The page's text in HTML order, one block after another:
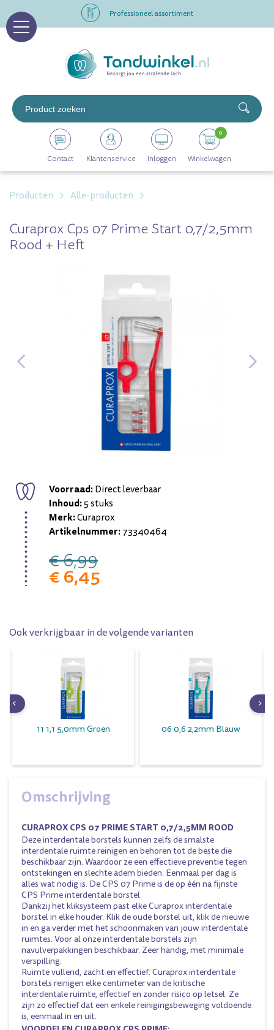
Altijd op voorraad
Professioneel assortiment
Altijd op voorraad
Op werkdagen voor 16.00 uur besteld, morgen in huis
Contact Klantenservice Inloggen Winkelwagen
0
Producten Alle-producten
Curaprox Cps 07 Prime Start 0,7/2,5mm
Rood + Heft
Voorraad:Direct leverbaar
Inhoud:5 stuks
Merk:Curaprox
Artikelnummer:73340464
€ 6,99
€ 6,45
Ook verkrijgbaar in de volgende varianten
11 1,1 5,0mm Groen 06 0,6 2,2mm Blauw
Omschrijving
CURAPROX CPS 07 PRIME START 0,7/2,5MM ROOD
Deze interdentale borstels kunnen zelfs de smalste
interdentale ruimte reinigen en behoren tot de beste die
beschikbaar zijn. Waardoor ze een effectieve preventie tegen
ontstekingen en slechte adem bieden. Eenmaal per dag is
alles wat nodig is. De CPS 07 Prime is de op één na fijnste
CPS Prime interdentale borstel.
Dankzij het kliksysteem past elke Curaprox interdentale
borstel in elke houder. Klik de oude borstel uit, klik de nieuwe
in en ga verder met het schoonmaken van jouw interdentale
ruimtes. Voor al onze interdentale borstels zijn
navulverpakkingen beschikbaar. Zeer handig, met minimale
verspilling.
Ruimte vullend, zacht en effectief: Curaprox interdentale
borstels reinigen elke centimeter van de kritische
interdentale ruimte, effectief en zonder risico op letsel. Ze
zijn zo effectief dat een enkele reinigingsbeweging voldoende
is, eenmaal in en uit.